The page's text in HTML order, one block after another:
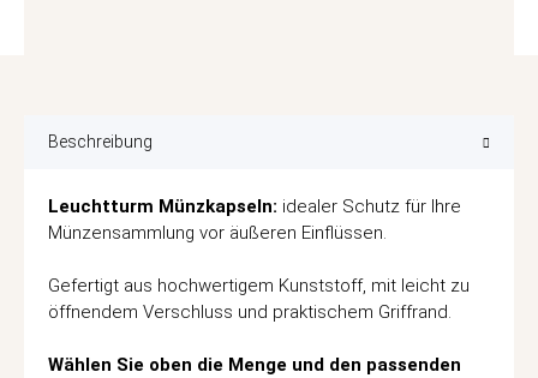
Beschreibung
Leuchtturm Münzkapseln: idealer Schutz für Ihre
Münzensammlung vor äußeren Einflüssen.
Gefertigt aus hochwertigem Kunststoff, mit leicht zu
öffnendem Verschluss und praktischem Griffrand.
Wählen Sie oben die Menge und den passenden